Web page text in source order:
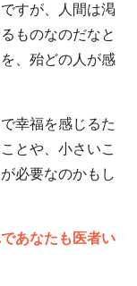
すが、人間は渇
ものなのだなと
、殆どの人が感
幸福を感じるた
とや、小さいこ
必要なのかもし
あなたも医者い